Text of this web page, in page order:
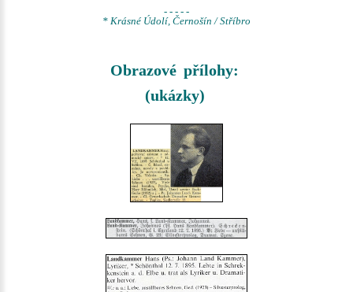
- - - - -
* Krásné Údolí, Černošín / Stříbro
Obrazové přílohy:
(ukázky)